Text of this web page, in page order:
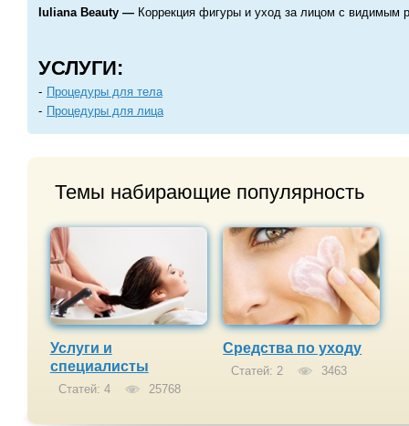
Iuliana Beauty — Коррекция фигуры и уход за лицом с видимым
УСЛУГИ:
Процедуры для тела
Процедуры для лица
Темы набирающие популярность
Услуги и
специалисты
Статей: 4 25768
Средства по уходу
Статей: 2 3463